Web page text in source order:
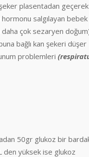
plasentadan geçerek
salgılayan bebek
çok sezaryen
bağlı kan şekeri düşer
problemleri
50gr glukoz bir
den yüksek ise glukoz